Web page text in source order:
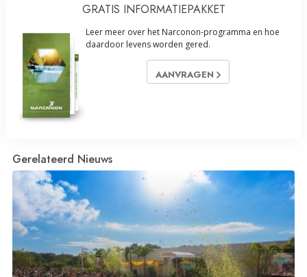
GRATIS INFORMATIE­PAKKET
Leer meer over het Narconon-programma en hoe
daardoor levens worden gered.
AANVRAGEN
Gerelateerd Nieuws